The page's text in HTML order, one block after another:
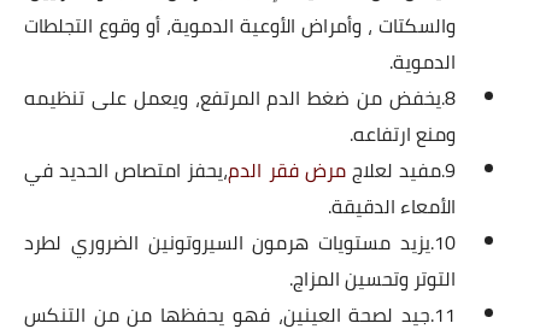
والسكتات ، وأمراض الأوعية الدموية، أو وقوع التجلطات
الدموية.
8.يخفض من ضغط الدم المرتفع، ويعمل على تنظيمه
ومنع ارتفاعه.
9.مفيد لعلاج
مرض فقر الدم،يحفز امتصاص الحديد في
الأمعاء الدقيقة.
10.يزيد مستويات هرمون السيروتونين الضروري لطرد
التوتر وتحسين المزاج.
11.جيد لصحة العينين، فهو يحفظها من من التنكس